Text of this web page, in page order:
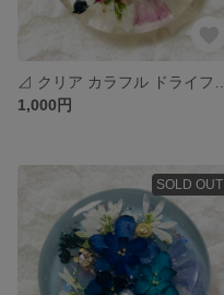
1,000円
SOLD OUT